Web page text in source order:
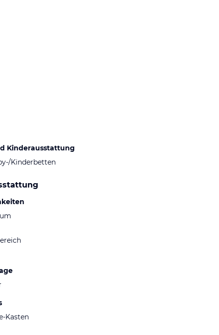
Kinderausstattung
Kinderbetten
Kasten